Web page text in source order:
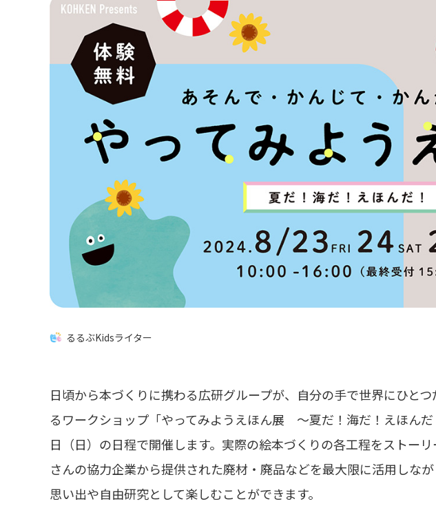
るるぶKidsライター
日頃から本づくりに携わる広研グループが、自分の手で世界にひと
るワークショップ「やってみようえほん展 ～夏だ！海だ！えほん
日（日）の日程で開催します。実際の絵本づくりの各工程をストー
さんの協力企業から提供された廃材・廃品などを最大限に活用しな
思い出や自由研究として楽しむことができます。